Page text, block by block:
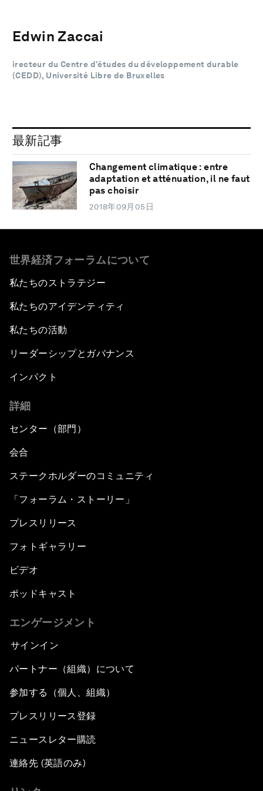
Edwin Zaccai
irecteur du Centre d’études du développement durable
(CEDD), Université Libre de Bruxelles
最新記事
Changement climatique : entre
adaptation et atténuation, il ne faut
pas choisir
2018年09月05日
世界経済フォーラムについて
私たちのストラテジー
私たちのアイデンティティ
私たちの活動
リーダーシップとガバナンス
インパクト
詳細
センター（部門）
会合
ステークホルダーのコミュニティ
「フォーラム・ストーリー」
プレスリリース
フォトギャラリー
ビデオ
ポッドキャスト
エンゲージメント
サインイン
パートナー（組織）について
参加する（個人、組織）
プレスリリース登録
ニュースレター購読
連絡先 (英語のみ)